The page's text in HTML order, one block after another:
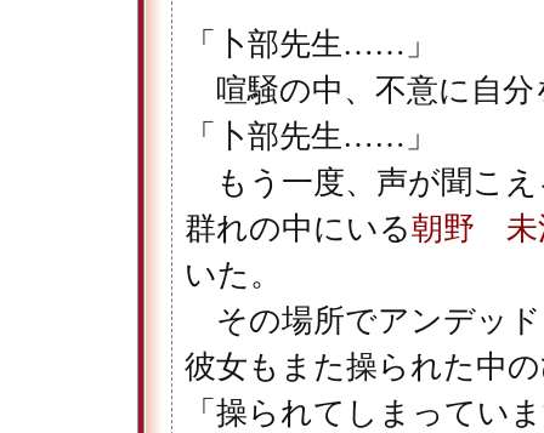
「卜部先生……」
喧騒の中、不意に自分
「卜部先生……」
もう一度、声が聞こ
群れの中にいる朝野 未
いた。
その場所でアンデッ
彼女もまた操られた中
「操られてしまってい